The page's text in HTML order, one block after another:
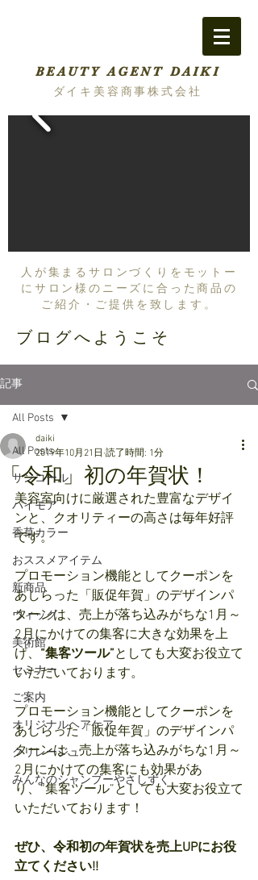
BEAUTY AGENT DAIKI
ダイキ美容商事株式会社
人が集まるサロンづくりをモットー
にサロン様のニーズに合った商品の
ご紹介・ご提供を致します。
ブログへようこそ
記事
All Posts
サンコール
パイモア
香草カラー
おススメアイテム
新商品
ウィッグ
美術館
セミナー
ご案内
オリジナルヘアケア
クリレージュ
みんなのシャンプーやさしずく
All Posts
「令和」初の年賀状！
daiki
2019年10月21日 読了時間: 1分
美容室向けに厳選された豊富なデザイ
ンと、クオリティーの高さは毎年好評
です。
プロモーション機能としてクーポンを
あしらった「販促年賀」のデザインパ
ターンは、売上が落ち込みがちな1月～
2月にかけての集客に大きな効果を上
げ、 “集客ツール”としても大変お役立て
いただいております。
プロモーション機能としてクーポンを
あしらった「販促年賀」のデザインパ
ターンは、売上が落ち込みがちな1月～
2月にかけての集客にも効果があ
り、“集客ツール”としても大変お役立て
いただいております！
ぜひ、令和初の年賀状を売上UPにお役
立てください!!